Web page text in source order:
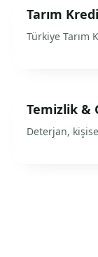
Tarım
Türkiye Tarım
Temizlik &
Deterjan,